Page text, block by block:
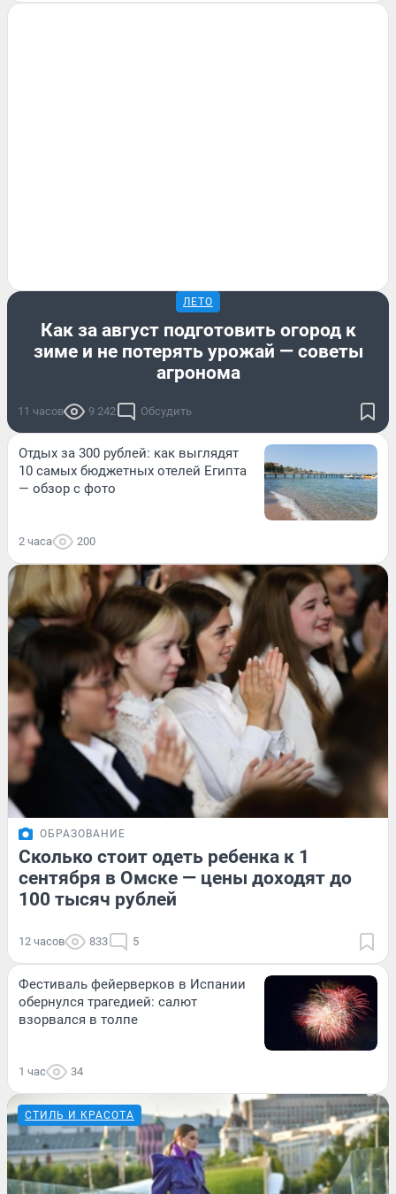
ЛЕТО
Как за август подготовить огород к
зиме и не потерять урожай — советы
агронома
11 часов 9 242 Обсудить
Отдых за 300 рублей: как выглядят
10 самых бюджетных отелей Египта
— обзор с фото
2 часа 200
ОБРАЗОВАНИЕ
Сколько стоит одеть ребенка к 1
сентября в Омске — цены доходят до
100 тысяч рублей
12 часов 833 5
Фестиваль фейерверков в Испании
обернулся трагедией: салют
взорвался в толпе
1 час 34
СТИЛЬ И КРАСОТА